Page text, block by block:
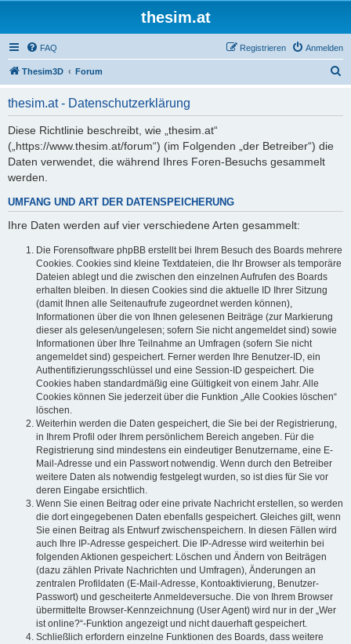
thesim.at
FAQ Anmelden
Registrieren
Thesim3D Forum
thesim.at - Datenschutzerklärung
Diese Richtlinie beschreibt, wie „thesim.at“
(„https://www.thesim.at/forum“) (im Folgenden „der Betreiber“) die
Daten verwendet, die während Ihres Foren-Besuchs gesammelt
werden.
UMFANG UND ART DER DATENSPEICHERUNG
Ihre Daten werden auf vier verschiedene Arten gesammelt:
Die Forensoftware phpBB erstellt bei Ihrem Besuch des Boards mehrere
Cookies. Cookies sind kleine Textdateien, die Ihr Browser als temporäre
Dateien ablegt und die zwischen den einzelnen Aufrufen des Boards
erhalten bleiben. In diesen Cookies sind die aktuelle ID Ihrer Sitzung
(damit Ihnen alle Seitenaufrufe zugeordnet werden können),
Informationen über die von Ihnen gelesenen Beiträge (zur Markierung
dieser als gelesen/ungelesen; sofern Sie nicht angemeldet sind) sowie
Informationen über Ihre Teilnahme an Umfragen (sofern Sie nicht
angemeldet sind) gespeichert. Ferner werden Ihre Benutzer-ID, ein
Authentifizierungsschlüssel und eine Session-ID gespeichert. Die
Cookies haben standardmäßig eine Gültigkeit von einem Jahr. Alle
Cookies können Sie jederzeit über die Funktion „Alle Cookies löschen“
löschen.
Weiterhin werden die Daten gespeichert, die Sie bei der Registrierung,
in Ihrem Profil oder Ihrem persönlichem Bereich angeben. Für die
Registrierung sind mindestens ein eindeutiger Benutzername, eine E-
Mail-Adresse und ein Passwort notwendig. Wenn durch den Betreiber
weitere Daten als notwendig festgelegt wurden, so ist dies für Sie vor
deren Eingabe ersichtlich.
Wenn Sie einen Beitrag oder eine private Nachricht erstellen, so werden
die dort eingegebenen Daten ebenfalls gespeichert. Gleiches gilt, wenn
Sie einen Beitrag als Entwurf zwischenspeichern. In diesen Fällen wird
auch Ihre IP-Adresse gespeichert. Die IP-Adresse wird weiterhin bei
folgenden Aktionen gespeichert: Löschen und Ändern von Beiträgen
(dazu zählen Private Nachrichten und Umfragen), Änderungen an
zentralen Profildaten (E-Mail-Adresse, Kontoaktivierung, Benutzer-
Passwort) und gescheiterte Anmeldeversuche. Die von Ihrem Browser
übermittelte Browser-Kennzeichnung (User Agent) wird nur in der „Wer
ist online?“-Funktion angezeigt und nicht dauerhaft gespeichert.
Schließlich erfordern einzelne Funktionen des Boards, dass weitere